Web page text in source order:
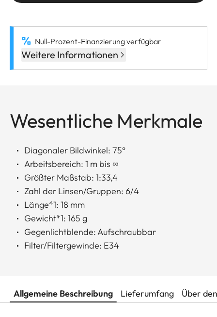
Null-Prozent-Finanzierung verfügbar
Weitere Informationen
Wesentliche Merkmale
Diagonaler Bildwinkel: 75°
Arbeitsbereich: 1 m bis ∞
Größter Maßstab: 1:33,4
Zahl der Linsen/Gruppen: 6/4
Länge*1: 18 mm
Gewicht*1: 165 g
Gegenlichtblende: Aufschraubbar
Filter/Filtergewinde: E34
Allgemeine Beschreibung Lieferumfang Über